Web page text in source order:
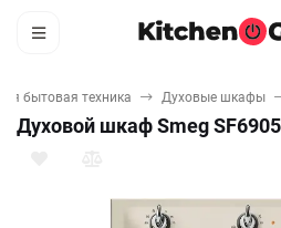
бытовая техника Духовые шкафы
Духовой шкаф Smeg